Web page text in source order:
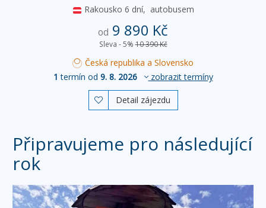
Rakousko 6 dní, autobusem
od 9 890 Kč
Sleva - 5% 10 390 Kč
Česká republika a Slovensko
1 termín od 9. 8. 2026 zobrazit termíny
 Detail zájezdu
Připravujeme pro následující
rok